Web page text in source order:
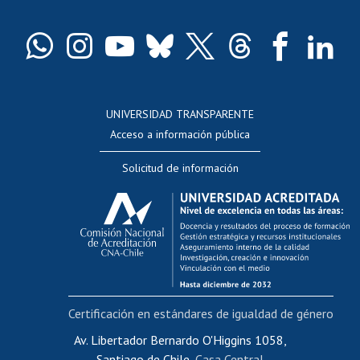
Docentes
Evaluación docente
Calificación académica
Postulación al AUCAI
Funcionarias/os
Cursos internos de capacitación
Bienestar del personal
Portal de movilidad interna
Certificado de renta
UNIVERSIDAD TRANSPARENTE
Acceso a información pública
Solicitud de información
Av. Libertador Bernardo O'Higgins 1058,
Certificación en estándares de igualdad de género